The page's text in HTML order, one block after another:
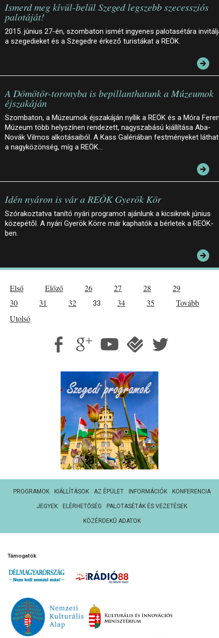
Ismerd meg kívül-belül Szeged legszebb szecessziós
palotáját!
2015. június 27-én, szombaton ismét ingyenes palotasétára
a szegedieket és a Szegedre érkező turistákat a REÖK.
A Dömötör-toronyba is bepillanthatunk a Múzeumok
éjszakáján
Szombaton, a Múzeumok éjszakáján nyílik a REÖK és a Móra
Múzeum több helyszínen rendezett, nagyszabású kiállítása Aba-
Novák Vilmos alkotásaiból. A Kass Galériában festményeket láthat
a nagyközönség, míg a REÖK…
Idén nyáron is vár a REÖK Gyerök Kör
Szórakoztatva tanító nyári programot ajánlunk a kicsiknek június
közepétől. A nyári Gyerök Körre már kaphatók a bérletek a REÖK-
ben.
Első Előző 26 27 28
29
30
31 32 33 34 35
Tovább
Utolsó
PROGRAMOK KIÁLLÍTÁSOK AZ ÉPÜLET INFORMÁCIÓK KONFERENCIA
JEGYEK ELÉRHETŐSÉG PALOTASÉTÁK ÉS VEZETÉSEK
KÖZÉRDEKŰ ADATOK
Támogatók